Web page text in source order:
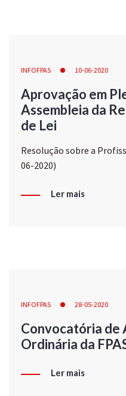
INFOFPAS 10-06-2020
Aprovação em
Assembleia da
de Lei
Resolução sobre a
06-2020)
Ler mais
INFOFPAS 28-05-2020
Convocatória de
Ordinária da
Ler mais